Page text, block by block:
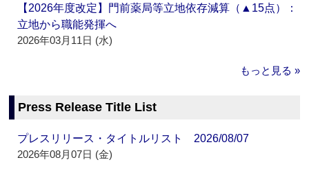
【2026年度改定】門前薬局等立地依存減算（▲15点）：
立地から職能発揮へ
2026年03月11日 (水)
もっと見る »
Press Release Title List
プレスリリース・タイトルリスト 2026/08/07
2026年08月07日 (金)